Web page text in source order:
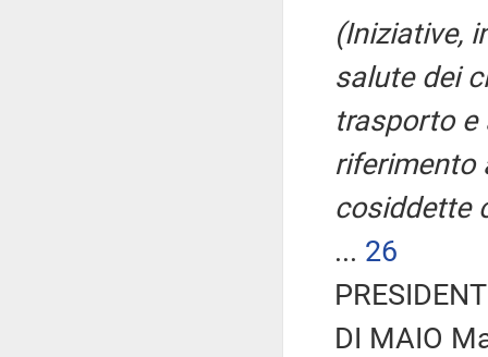
(Iniziative,
salute dei
trasporto e
riferimento
cosiddette
... 26
DI MAIO